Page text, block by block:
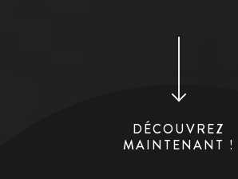
DÉCOUVREZ
MAINTENANT !